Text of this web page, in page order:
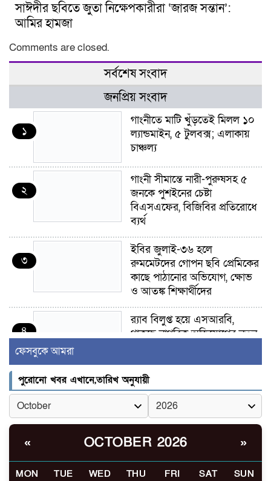
সাঈদীর ছবিতে জুতা নিক্ষেপকারীরা ‘জারজ সন্তান’:
আমির হামজা
Comments are closed.
সর্বশেষ সংবাদ
জনপ্রিয় সংবাদ
১
গাংনীতে মাটি খুঁড়তেই মিলল ১০
ল্যান্ডমাইন, ৫ টুলবক্স; এলাকায়
চাঞ্চল্য
২
গাংনী সীমান্তে নারী-পুরুষসহ ৫
জনকে পুশইনের চেষ্টা
বিএসএফের, বিজিবির প্রতিরোধে
ব্যর্থ
৩
ইবির জুলাই-৩৬ হলে
রুমমেটদের গোপন ছবি প্রেমিকের
কাছে পাঠানোর অভিযোগ, ক্ষোভ
ও আতঙ্ক শিক্ষার্থীদের
৪
র‍্যাব বিলুপ্ত হয়ে এসআরবি,
থাকছে নাগরিক অভিযোগের নতুন
৫
খোকসায় বিএনপি নেতা নাফিজ
আহমেদ রাজুর ওপর সশস্ত্র হামলা,
গুরুতর আহত
৬
সাঈদীর ছবিতে জুতা
আমির হামজা
ফেসবুকে আমরা
পুরোনো খবর এখানে,তারিখ অনুযায়ী
« OCTOBER 2026 »
MON TUE WED THU FRI SAT SUN